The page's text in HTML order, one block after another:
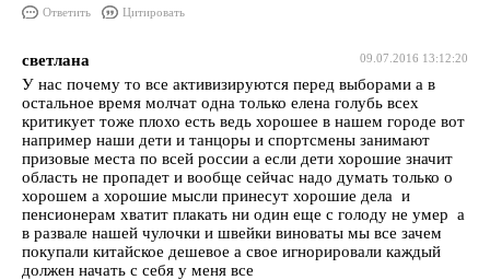
Ответить Цитировать
09.07.2016 13:12:20
светлана
У нас почему то все активизируются перед выборами а в
остальное время молчат одна только елена голубь всех
критикует тоже плохо есть ведь хорошее в нашем городе вот
например наши дети и танцоры и спортсмены занимают
призовые места по всей россии а если дети хорошие значит
область не пропадет и вообще сейчас надо думать только о
хорошем а хорошие мысли принесут хорошие дела и
пенсионерам хватит плакать ни один еще с голоду не умер а
в развале нашей чулочки и швейки виноваты мы все зачем
покупали китайское дешевое а свое игнорировали каждый
должен начать с себя у меня все